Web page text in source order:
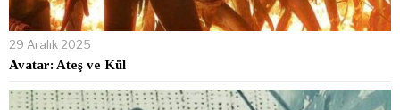
29 Aralık 2025
Avatar: Ateş ve Kül